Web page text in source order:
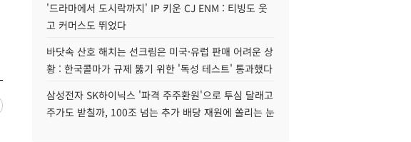
'드라마에서 도시락까지' IP 키운 CJ ENM : 티빙도 웃
고 커머스도 뛰었다
바닷속 산호 해치는 선크림은 미국·유럽 판매 어려운 상
황 : 한국콜마가 규제 뚫기 위한 '독성 테스트' 통과했다
삼성전자 SK하이닉스 '파격 주주환원'으로 투심 달래고
주가도 받칠까, 100조 넘는 추가 배당 재원에 쏠리는 눈